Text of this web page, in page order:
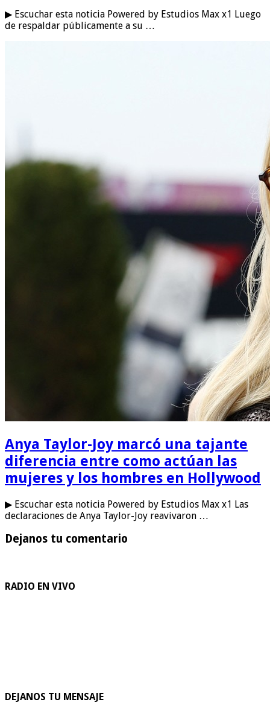
▶ Escuchar esta noticia Powered by Estudios Max x1 Luego
de respaldar públicamente a su …
Anya Taylor-Joy marcó una tajante
diferencia entre como actúan las
mujeres y los hombres en Hollywood
▶ Escuchar esta noticia Powered by Estudios Max x1 Las
declaraciones de Anya Taylor-Joy reavivaron …
Dejanos tu comentario
RADIO EN VIVO
DEJANOS TU MENSAJE